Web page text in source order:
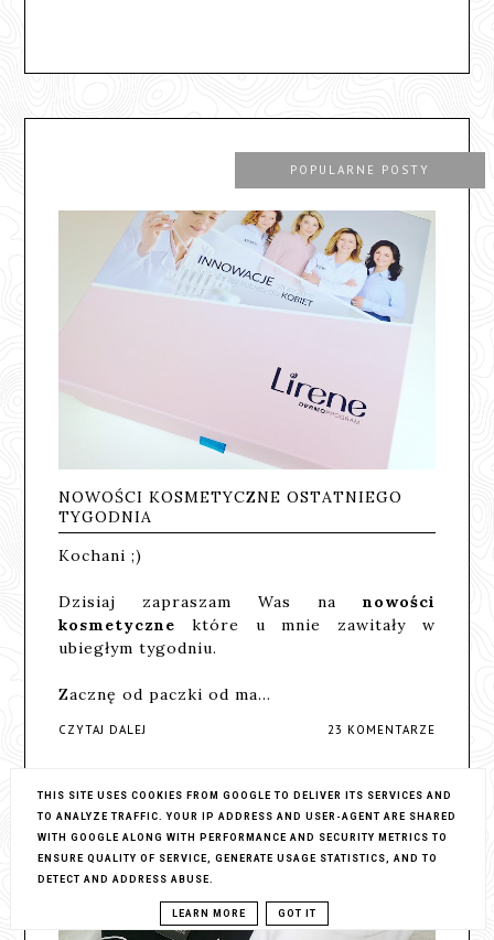
POPULARNE POSTY
NOWOŚCI KOSMETYCZNE OSTATNIEGO
TYGODNIA
Kochani ;)
Dzisiaj zapraszam Was na nowości
kosmetycznektóre u mnie zawitały w
ubiegłym tygodniu.
Zacznę od paczki od ma…
CZYTAJ DALEJ 23 KOMENTARZE
THIS SITE USES COOKIES FROM GOOGLE TO DELIVER ITS SERVICES AND
TO ANALYZE TRAFFIC. YOUR IP ADDRESS AND USER-AGENT ARE SHARED
WITH GOOGLE ALONG WITH PERFORMANCE AND SECURITY METRICS TO
ENSURE QUALITY OF SERVICE, GENERATE USAGE STATISTICS, AND TO
DETECT AND ADDRESS ABUSE.
LEARN MORE GOT IT